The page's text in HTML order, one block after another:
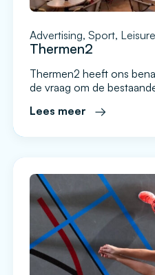
Advertising, Sport, Leisure
Thermen2
Thermen2 heeft ons
de vraag om de
informatieve
Lees meer